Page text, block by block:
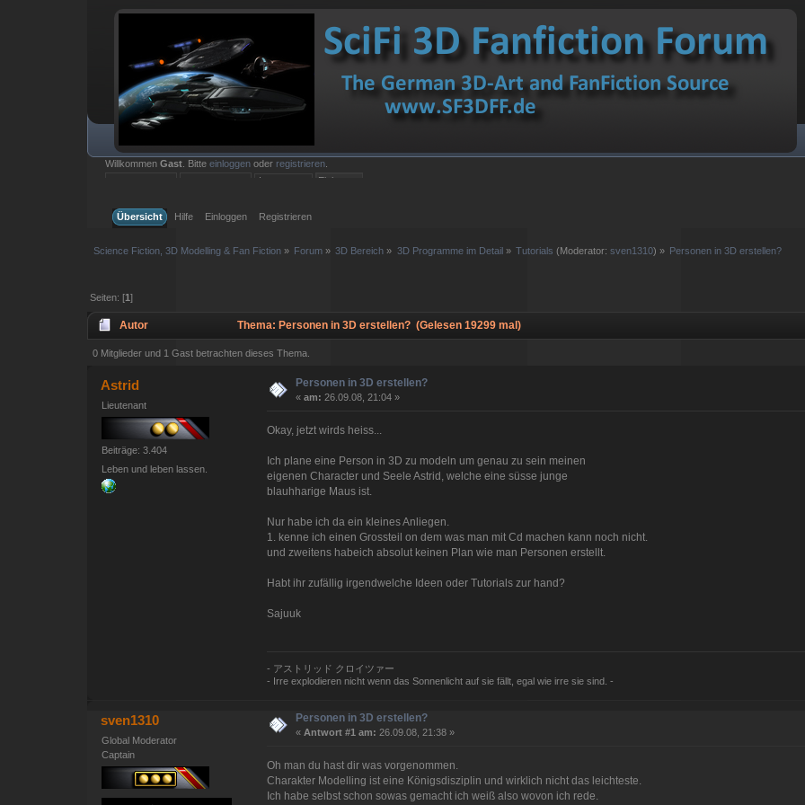
WillkommenGast . Bitteeinloggen oder registrieren
Übersicht
Hilfe Einloggen Registrieren
Science Fiction, 3D Modelling & Fan Fiction» Forum » 3D Bereich » 3D Programme im Detail » Tutorials (Moderator: sven1310) » Personen in 3D erstellen?
Seiten: [1 ]
Autor Thema: Personen in 3D erstellen? (Gelesen 19299 mal)
0 Mitglieder und 1 Gast betrachten dieses Thema.
Astrid
Lieutenant
Beiträge: 3.404
Leben und leben lassen.
Personen in 3D erstellen?
«am: 26.09.08, 21:04 »
Okay, jetzt wirds heiss...
Ich plane eine Person in 3D zu modeln um genau zu sein meinen
eigenen Character und Seele Astrid, welche eine süsse junge
blauhharige Maus ist.
Nur habe ich da ein kleines Anliegen.
1. kenne ich einen Grossteil on dem was man mit Cd machen kann noch nicht.
und zweitens habeich absolut keinen Plan wie man Personen erstellt.
Habt ihr zufällig irgendwelche Ideen oder Tutorials zur hand?
Sajuuk
- アストリッド クロイツァー
- Irre explodieren nicht wenn das Sonnenlicht auf sie fällt, egal wie irre sie sind. -
sven1310
Global Moderator
Captain
Personen in 3D erstellen?
« Antwort #1 am: 26.09.08, 21:38 »
Oh man du hast dir was vorgenommen.
Charakter Modelling ist eine Königsdisziplin und wirklich nicht das leichteste.
Ich habe selbst schon sowas gemacht ich weiß also wovon ich rede.